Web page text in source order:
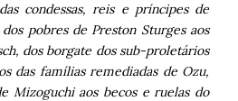
condessas, reis e príncipes de
pobres de Preston Sturges aos
dos borgate dos sub-proletários
das famílias remediadas de Ozu,
Mizoguchi aos becos e ruelas do